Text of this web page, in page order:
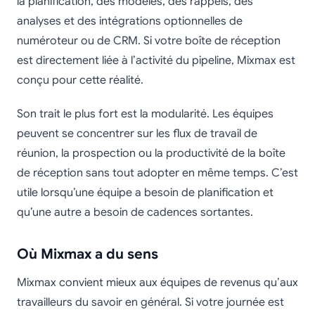
analyses et des intégrations optionnelles de
numéroteur ou de CRM. Si votre boîte de réception
est directement liée à l’activité du pipeline, Mixmax est
conçu pour cette réalité.
Son trait le plus fort est la modularité. Les équipes
peuvent se concentrer sur les flux de travail de
réunion, la prospection ou la productivité de la boîte
de réception sans tout adopter en même temps. C’est
utile lorsqu’une équipe a besoin de planification et
qu’une autre a besoin de cadences sortantes.
Où Mixmax a du sens
Mixmax convient mieux aux équipes de revenus qu’aux
travailleurs du savoir en général. Si votre journée est